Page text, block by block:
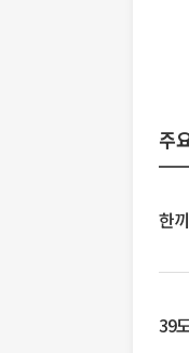
주
한
39